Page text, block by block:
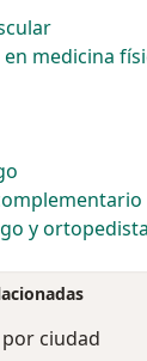
en medicina
y ortopedista
ciudad